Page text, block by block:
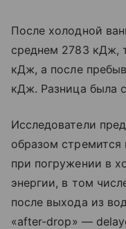
После холодной
среднем 2783 кДж,
кДж, а после
кДж. Разница была
Исследователи
образом стремится
при погружении в
энергии, в том
после выхода из
«after-drop» —